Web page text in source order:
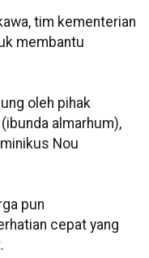
tim kementerian
membantu
oleh pihak
(ibunda almarhum),
Nou
pun
cepat yang